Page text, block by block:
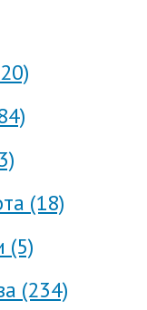
(18)
(5)
(234)